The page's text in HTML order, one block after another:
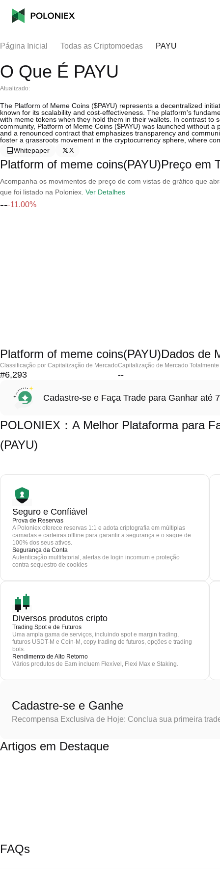
Página Inicial Todas as Criptomoedas PAYU
O Que É PAYU
Atualizado:
The Platform of Meme Coins ($PAYU) represents a decentralized
known for its scalability and cost-effectiveness. The platform's
with meme tokens when they hold them in their wallets. In contrast
community, Platform of Meme Coins ($PAYU) was launched without
and a renounced contract that emphasizes transparency and
foster a grassroots movement in the cryptocurrency sphere, where
Whitepaper
X
Platform of meme coins(PAYU)Preço em
Acompanha os movimentos de preço de com vistas de gráfico que
que foi listado na Poloniex. Ver Detalhes
---11.00%
Platform of meme coins(PAYU)Dados de
Classificação por Capitalização de Mercado
#6,293
Capitalização de Mercado
--
Cadastre-se e Faça Trade para Ganhar até
POLONIEX：A Melhor Plataforma para
(PAYU)
Seguro e Confiável
Prova de Reservas
A Poloniex oferece reservas 1:1 e adota criptografia em múltiplas
camadas e carteiras offline para garantir a segurança e o saque de
100% dos seus ativos.
Segurança da Conta
Autenticação multifatorial, alertas de login incomum e proteção
contra sequestro de cookies
Diversos produtos cripto
Trading Spot e de Futuros
Uma ampla gama de serviços, incluindo spot e margin trading,
futuros USDT-M e Coin-M, copy trading de futuros, opções e trading
bots.
Rendimento de Alto Retorno
Vários produtos de Earn incluem Flexível, Flexi Max e Staking.
Cadastre-se e Ganhe
Recompensa Exclusiva de Hoje: Conclua sua primeira
Artigos em Destaque
FAQs